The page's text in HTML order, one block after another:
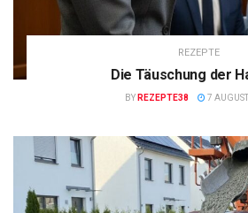
REZEPTE
Die Täuschung der
BY REZEPTE38 7